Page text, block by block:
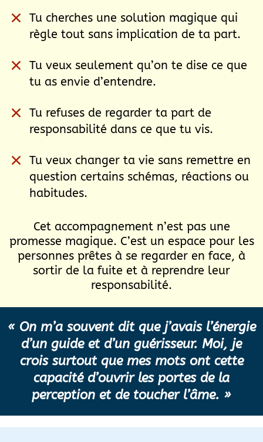
Tu cherches une solution magique qui
règle tout sans implication de ta part.
Tu veux seulement qu’on te dise ce que
tu as envie d’entendre.
Tu refuses de regarder ta part de
responsabilité dans ce que tu vis.
Tu veux changer ta vie sans remettre en
question certains schémas, réactions ou
habitudes.
Cet accompagnement n’est pas une
promesse magique. C’est un espace pour les
personnes prêtes à se regarder en face, à
sortir de la fuite et à reprendre leur
responsabilité.
« On m’a souvent dit que j’avais l’énergie
d’un guide et d’un guérisseur. Moi, je
crois surtout que mes mots ont cette
capacité d’ouvrir les portes de la
perception et de toucher l’âme. »